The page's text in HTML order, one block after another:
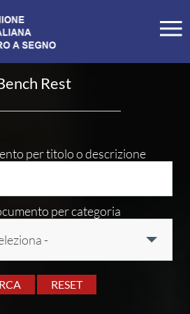
Profilo
Storia
Carte Federali
Manifesto
Tesseramento
Commissioni
Rest
per titolo o descrizione
per categoria
-
RESET